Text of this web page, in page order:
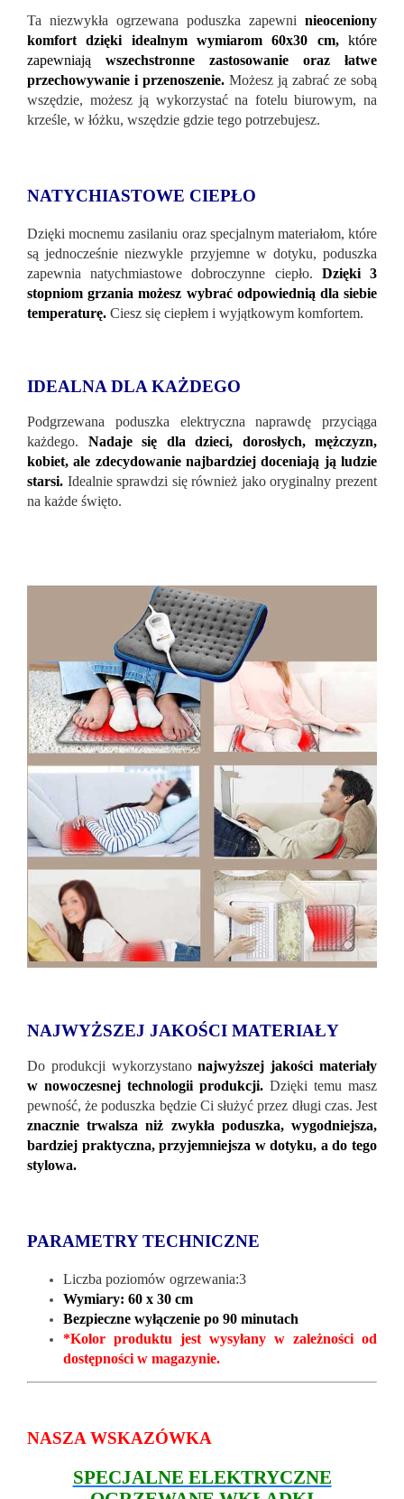
Ta niezwykła ogrzewana poduszka zapewni nieoceniony
komfort dzięki idealnym wymiarom 60x30 cm,które
zapewniają wszechstronne zastosowanie oraz łatwe
przechowywanie i przenoszenie. Możesz ją zabrać ze sobą
wszędzie, możesz ją wykorzystać na fotelu biurowym, na
krześle, w łóżku, wszędzie gdzie tego potrzebujesz.
NATYCHIASTOWE CIEPŁO
Dzięki mocnemu zasilaniu oraz specjalnym materiałom, które
są jednocześnie niezwykle przyjemne w dotyku, poduszka
zapewnia natychmiastowe dobroczynne ciepło. Dzięki 3
stopniom grzania możesz wybrać odpowiednią dla siebie
temperaturę. Ciesz się ciepłem i wyjątkowym komfortem.
IDEALNA DLA KAŻDEGO
Podgrzewana poduszka elektryczna naprawdę przyciąga
każdego. Nadaje się dla dzieci, dorosłych, mężczyzn,
kobiet, ale zdecydowanie najbardziej doceniają ją ludzie
starsi. Idealnie sprawdzi się również jako oryginalny prezent
na każde święto.
NAJWYŻSZEJ JAKOŚCI MATERIAŁY
Do produkcji wykorzystanonajwyższej jakości materiały
w nowoczesnej technologii produkcji. Dzięki temu masz
pewność, że poduszka będzie Ci służyć przez długi czas. Jest
znacznie trwalsza niż zwykła poduszka, wygodniejsza,
bardziej praktyczna, przyjemniejsza w dotyku, a do tego
stylowa.
PARAMETRY TECHNICZNE
Liczba poziomów ogrzewania:3
Wymiary: 60 x 30 cm
Bezpieczne wyłączenie po 90 minutach
*Kolor produktu jest wysyłany w zależności od
dostępności w magazynie.
NASZA WSKAZÓWKA
SPECJALNE ELEKTRYCZNE